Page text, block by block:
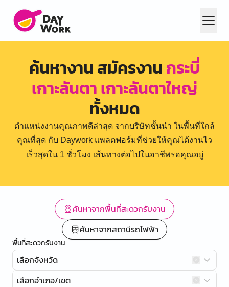
ค้นหางาน สมัครงานกระบี่
เกาะลันตา เกาะลันตาใหญ่
ทั้งหมด
ตำแหน่งงานคุณภาพดีล่าสุด จากบริษัทชั้นนำ ในพื้นที่ใกล้
คุณที่สุด กับ Daywork แพลตฟอร์มที่ช่วยให้คุณได้งานไว
เร็วสุดใน 1 ชั่วโมง เส้นทางต่อไปในอาชีพรอคุณอยู่
ค้นหาจากพื้นที่สะดวกรับงาน
ค้นหาจากสถานีรถไฟฟ้า
พื้นที่สะดวกรับงาน
เลือกจังหวัด
เลือกอำเภอ/เขต